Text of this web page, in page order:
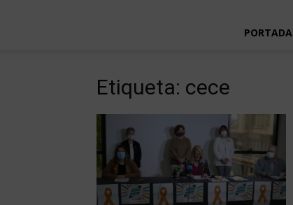
PORTADA
Etiqueta: cece